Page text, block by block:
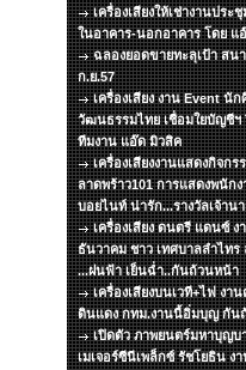
เครื่องเสียงให้เช่างานปร
ในอาคาร-นอกอาคาร โดย แ
ฉลองยอดขายทะลุเป้า สน
ก.ย.57
เครื่องเสียง งาน Event
วัฒนธรรมไทย เชื่อมใยบัญชีฯ
ทีมงาน แอ๊ด มิวสิค
เครื่องเสียงงานแสดงกิจก
ลาดพร้าว101 การแสดงพนัก
บอยไนท์ น่ารัก...รางวัลเจ้าน
เครื่องเสียง ดนตรี แดนซ์
ธันวาคม ชาว เทศบาลลำไทร
...ฝนฟ้า เย็นฉ่ำ..กันถ้วนหน้า
เครื่องเสียงบนเวที+ไฟ ง
ดินแดง กทม.งานนี้อิ่มบุญ กัน
เปิดตัว ภาพยนตร์มหาบุญบ
เมเจอร์ซีนีเพล็กซ์ รัชโยธิน ง